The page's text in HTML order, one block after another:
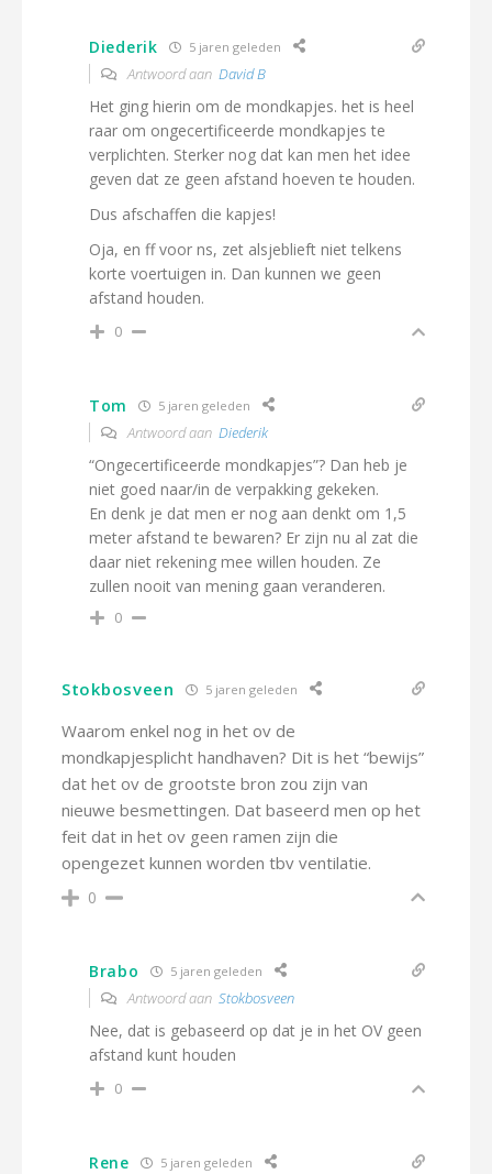
Diederik 5 jaren geleden
Antwoord aan David B
Het ging hierin om de mondkapjes. het is heel
raar om ongecertificeerde mondkapjes te
verplichten. Sterker nog dat kan men het idee
geven dat ze geen afstand hoeven te houden.
Dus afschaffen die kapjes!
Oja, en ff voor ns, zet alsjeblieft niet telkens
korte voertuigen in. Dan kunnen we geen
afstand houden.
0
Tom 5 jaren geleden
Antwoord aan Diederik
“Ongecertificeerde mondkapjes”? Dan heb je
niet goed naar/in de verpakking gekeken.
En denk je dat men er nog aan denkt om 1,5
meter afstand te bewaren? Er zijn nu al zat die
daar niet rekening mee willen houden. Ze
zullen nooit van mening gaan veranderen.
0
Stokbosveen 5 jaren geleden
Waarom enkel nog in het ov de
mondkapjesplicht handhaven? Dit is het “bewijs”
dat het ov de grootste bron zou zijn van
nieuwe besmettingen. Dat baseerd men op het
feit dat in het ov geen ramen zijn die
opengezet kunnen worden tbv ventilatie.
0
Brabo 5 jaren geleden
Antwoord aan Stokbosveen
Nee, dat is gebaseerd op dat je in het OV geen
afstand kunt houden
0
Rene 5 jaren geleden